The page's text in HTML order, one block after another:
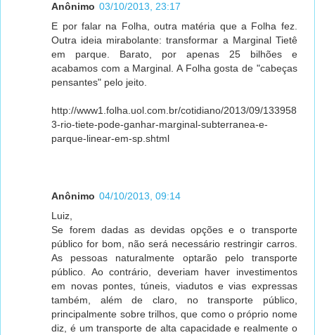
Anônimo 03/10/2013, 23:17
E por falar na Folha, outra matéria que a Folha fez.
Outra ideia mirabolante: transformar a Marginal Tietê
em parque. Barato, por apenas 25 bilhões e
acabamos com a Marginal. A Folha gosta de "cabeças
pensantes" pelo jeito.
http://www1.folha.uol.com.br/cotidiano/2013/09/133958
3-rio-tiete-pode-ganhar-marginal-subterranea-e-
parque-linear-em-sp.shtml
Anônimo 04/10/2013, 09:14
Luiz,
Se forem dadas as devidas opções e o transporte
público for bom, não será necessário restringir carros.
As pessoas naturalmente optarão pelo transporte
público. Ao contrário, deveriam haver investimentos
em novas pontes, túneis, viadutos e vias expressas
também, além de claro, no transporte público,
principalmente sobre trilhos, que como o próprio nome
diz, é um transporte de alta capacidade e realmente o